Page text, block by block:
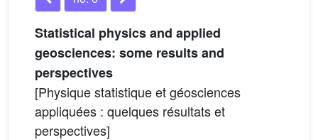
Statistical physics and applied
geosciences: some results and
perspectives
[Physique statistique et géosciences
appliquées : quelques résultats et
perspectives]